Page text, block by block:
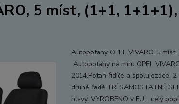
5 míst, (1+1,
Autopotahy OPEL VIVARO, 5
Autopotahy na míru OPEL
2014.Potah řidíče a spolujezdce,
druhé řadě TRÍ SAMOSTATNÉ
hlavy. VYROBENO v EU... celý